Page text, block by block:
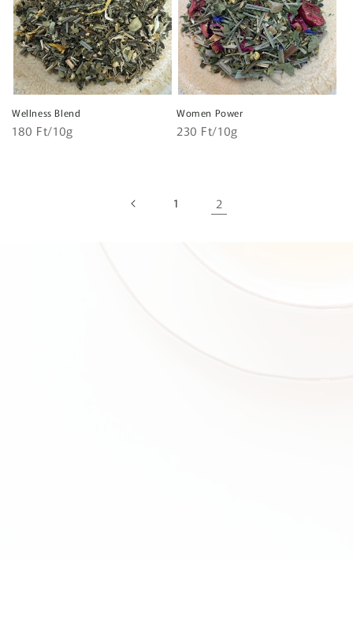
Wellness Blend
Normál
Egységár
180 Ft/10g
Women Power
Normál
Egységár
230 Ft/10g
1 2